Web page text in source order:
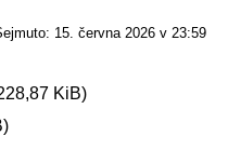
15. června 2026 v 23:59
KiB)